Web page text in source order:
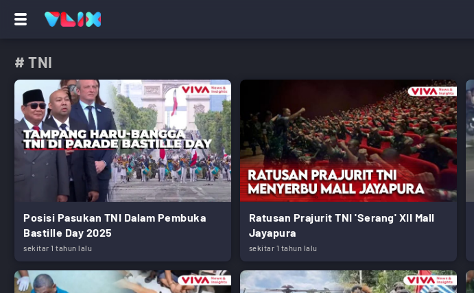
# TNI
Posisi Pasukan TNI Dalam Pembuka
Bastille Day 2025
sekitar 1 tahun lalu
Ratusan Prajurit TNI 'Serang' XII Mall
Jayapura
sekitar 1 tahun lalu